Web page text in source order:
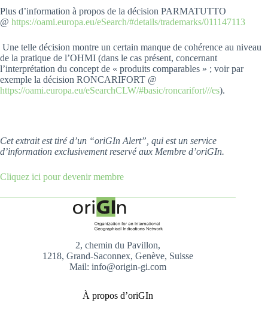
Plus d’information à propos de la décision PARMATUTTO
@ https://oami.europa.eu/eSearch/#details/trademarks/011147113
Une telle décision montre un certain manque de cohérence au niveau
de la pratique de l’OHMI (dans le cas présent, concernant
l’interprétation du concept de « produits comparables » ; voir par
exemple la décision RONCARIFORT @
https://oami.europa.eu/eSearchCLW/#basic/roncarifort///es).
Cet extrait est tiré d’un “oriGIn Alert”, qui est un service
d’information exclusivement reservé aux Membre d’oriGIn.
Cliquez ici pour devenir membre
2, chemin du Pavillon,
1218, Grand-Saconnex, Genève, Suisse
Mail: info@origin-gi.com
À propos d’oriGIn